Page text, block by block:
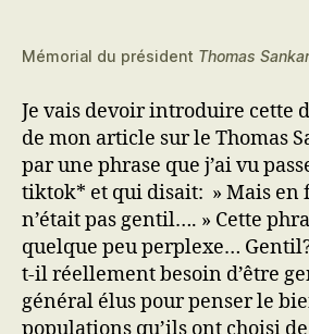
Mémorial du président Thomas
Je vais devoir introduire cette
de mon article sur le Thomas
par une phrase que j’ai vu
tiktok* et qui disait: » Mais en
n’était pas gentil…. » Cette
quelque peu perplexe…
t-il réellement besoin d’être
général élus pour penser le